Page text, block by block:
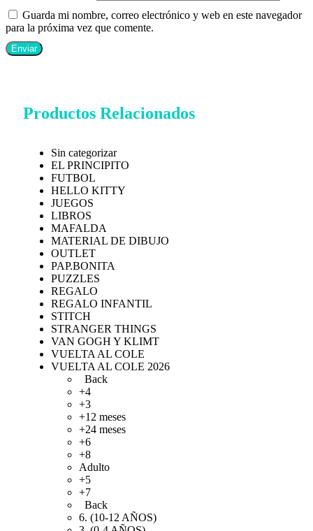
Guarda mi nombre, correo electrónico y web en este navegador
para la próxima vez que comente.
Productos Relacionados
Sin categorizar
EL PRINCIPITO
FUTBOL
HELLO KITTY
JUEGOS
LIBROS
MAFALDA
MATERIAL DE DIBUJO
OUTLET
PAP.BONITA
PUZZLES
REGALO
REGALO INFANTIL
STITCH
STRANGER THINGS
VAN GOGH Y KLIMT
VUELTA AL COLE
VUELTA AL COLE 2026
Back
+4
+3
+12 meses
+24 meses
+6
+8
Adulto
+5
+7
Back
6. (10-12 AÑOS)